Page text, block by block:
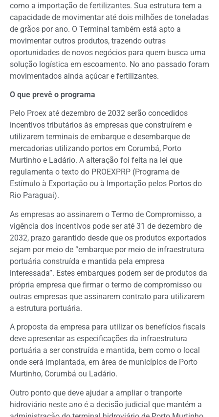
como a importação de fertilizantes. Sua estrutura tem a
capacidade de movimentar até dois milhões de toneladas
de grãos por ano. O Terminal também está apto a
movimentar outros produtos, trazendo outras
oportunidades de novos negócios para quem busca uma
solução logística em escoamento. No ano passado foram
movimentados ainda açúcar e fertilizantes.
O que prevê o programa
Pelo Proex até dezembro de 2032 serão concedidos
incentivos tributários às empresas que construírem e
utilizarem terminais de embarque e desembarque de
mercadorias utilizando portos em Corumbá, Porto
Murtinho e Ladário. A alteração foi feita na lei que
regulamenta o texto do PROEXPRP (Programa de
Estímulo à Exportação ou à Importação pelos Portos do
Rio Paraguai).
As empresas ao assinarem o Termo de Compromisso, a
vigência dos incentivos pode ser até 31 de dezembro de
2032, prazo garantido desde que os produtos exportados
sejam por meio de “embarque por meio de infraestrutura
portuária construída e mantida pela empresa
interessada”. Estes embarques podem ser de produtos da
própria empresa que firmar o termo de compromisso ou
outras empresas que assinarem contrato para utilizarem
a estrutura portuária.
A proposta da empresa para utilizar os benefícios fiscais
deve apresentar as especificações da infraestrutura
portuária a ser construída e mantida, bem como o local
onde será implantada, em área de municípios de Porto
Murtinho, Corumbá ou Ladário.
Outro ponto que deve ajudar a ampliar o tranporte
hidroviário neste ano é a decisão judicial que mantém a